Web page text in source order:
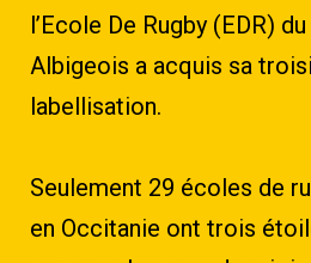
l’Ecole De Rugby (EDR)
Albigeois a acquis sa
labellisation.
Seulement 29 écoles de
en Occitanie ont trois